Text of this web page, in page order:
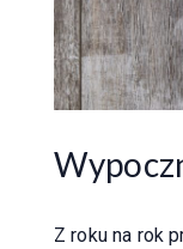
Z roku na rok